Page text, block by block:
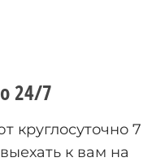
24/7
круглосуточно 7
к вам на